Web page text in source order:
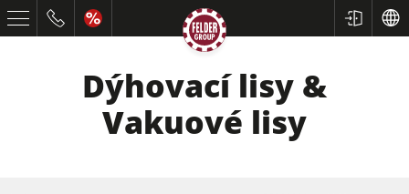
Dýhovací lisy &
Vakuové lisy